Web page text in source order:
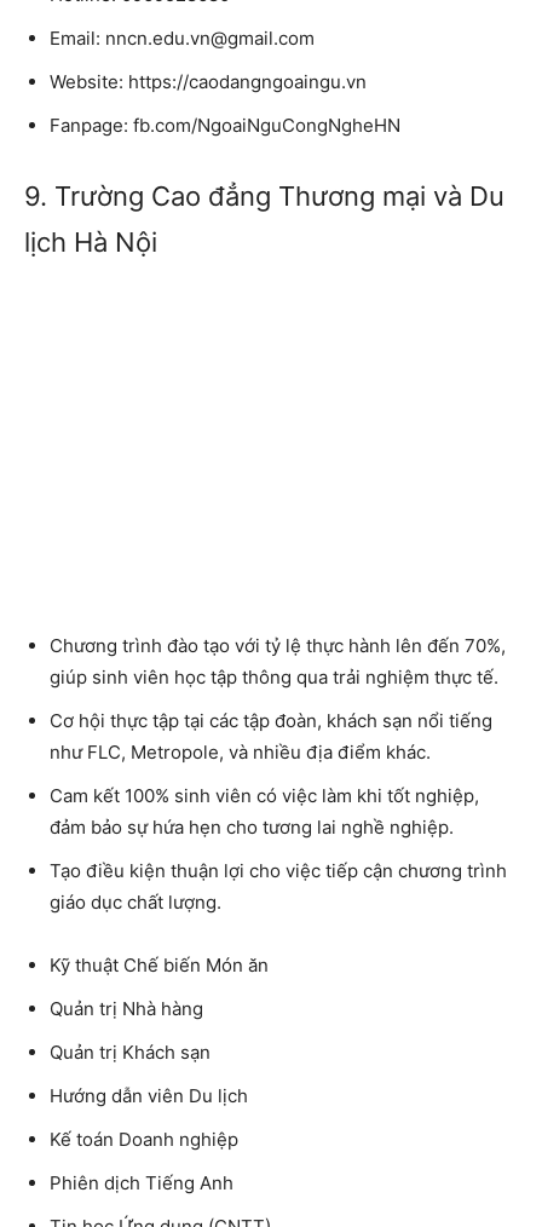
Email: nncn.edu.vn@gmail.com
Website: https://caodangngoaingu.vn
Fanpage: fb.com/NgoaiNguCongNgheHN
9. Trường Cao đẳng Thương mại và Du
lịch Hà Nội
Chương trình đào tạo với tỷ lệ thực hành lên đến 70%,
giúp sinh viên học tập thông qua trải nghiệm thực tế.
Cơ hội thực tập tại các tập đoàn, khách sạn nổi tiếng
như FLC, Metropole, và nhiều địa điểm khác.
Cam kết 100% sinh viên có việc làm khi tốt nghiệp,
đảm bảo sự hứa hẹn cho tương lai nghề nghiệp.
Tạo điều kiện thuận lợi cho việc tiếp cận chương trình
giáo dục chất lượng.
Kỹ thuật Chế biến Món ăn
Quản trị Nhà hàng
Quản trị Khách sạn
Hướng dẫn viên Du lịch
Kế toán Doanh nghiệp
Phiên dịch Tiếng Anh